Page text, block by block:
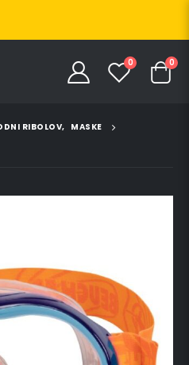
0 0
RIBOLOV, MASKE